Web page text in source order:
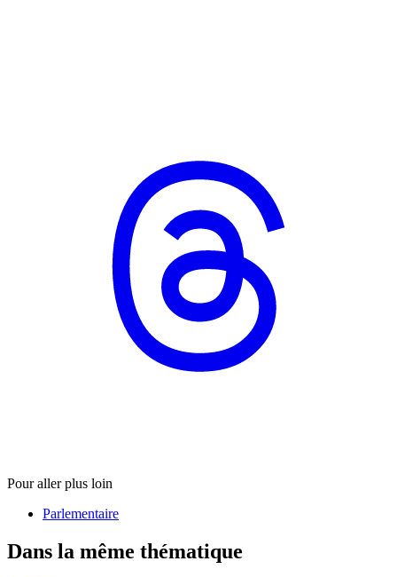
Pour aller plus loin
Parlementaire
Dans la même thématique